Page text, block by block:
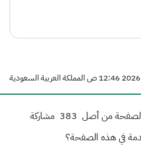
الصفحة من أصل 383 مشاركة
في هذه الصفحة؟